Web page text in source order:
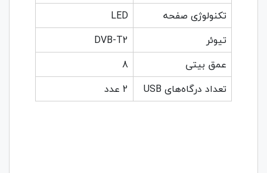
تکنولوژی صفحه
LED
تیوئر
DVB-T2
عمق بیتی
8
تعداد درگاه‌های USB
2 عدد